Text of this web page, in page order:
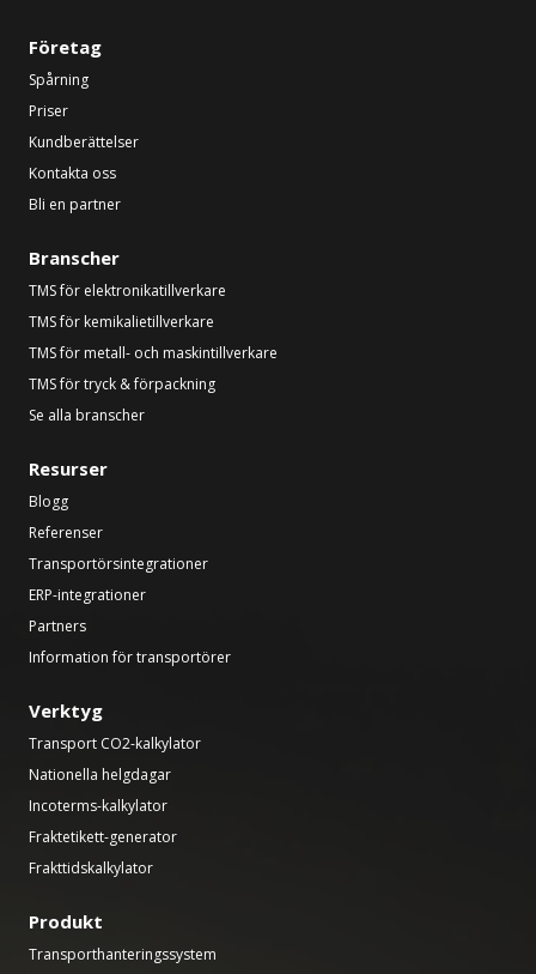
Företag
Spårning
Priser
Kundberättelser
Kontakta oss
Bli en partner
Branscher
TMS för elektronikatillverkare
TMS för kemikalietillverkare
TMS för metall- och maskintillverkare
TMS för tryck & förpackning
Se alla branscher
Resurser
Blogg
Referenser
Transportörsintegrationer
ERP-integrationer
Partners
Information för transportörer
Verktyg
Transport CO2-kalkylator
Nationella helgdagar
Incoterms-kalkylator
Fraktetikett-generator
Frakttidskalkylator
Produkt
Transporthanteringssystem